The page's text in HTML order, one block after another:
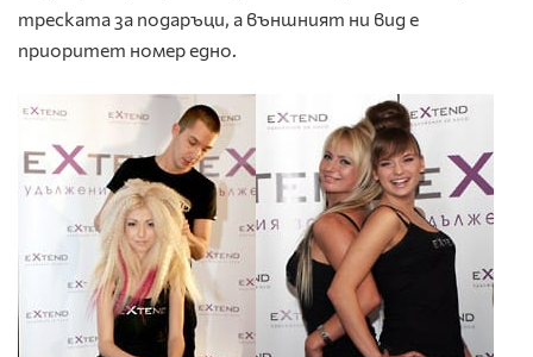
треската за подаръци, а външният ни вид е
приоритет номер едно.